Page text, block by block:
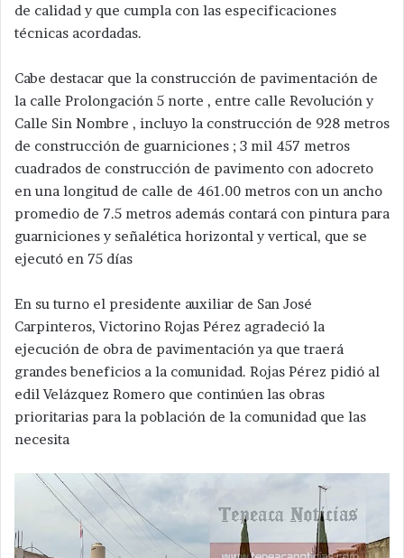
de calidad y que cumpla con las especificaciones
técnicas acordadas.
Cabe destacar que la construcción de pavimentación de
la calle Prolongación 5 norte , entre calle Revolución y
Calle Sin Nombre , incluyo la construcción de 928 metros
de construcción de guarniciones ; 3 mil 457 metros
cuadrados de construcción de pavimento con adocreto
en una longitud de calle de 461.00 metros con un ancho
promedio de 7.5 metros además contará con pintura para
guarniciones y señalética horizontal y vertical, que se
ejecutó en 75 días
En su turno el presidente auxiliar de San José
Carpinteros, Victorino Rojas Pérez agradeció la
ejecución de obra de pavimentación ya que traerá
grandes beneficios a la comunidad. Rojas Pérez pidió al
edil Velázquez Romero que continúen las obras
prioritarias para la población de la comunidad que las
necesita